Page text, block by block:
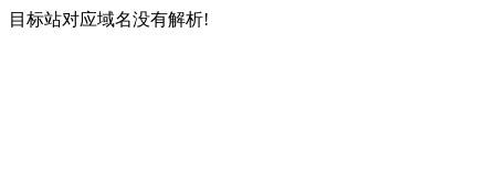
目标站对应域名没有解析!